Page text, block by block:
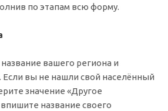
по этапам всю форму.
вашего региона и
Если вы не нашли свой населённый
значение «Другое
название своего